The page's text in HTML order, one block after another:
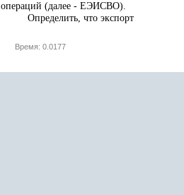
операций (далее - ЕЭИСВО).
Определить, что экспорт
Время: 0.0177